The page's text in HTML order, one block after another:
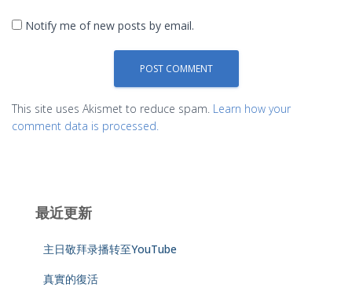
Notify me of new posts by email.
This site uses Akismet to reduce spam. Learn how your
comment data is processed.
最近更新
主日敬拜录播转至YouTube
真實的復活